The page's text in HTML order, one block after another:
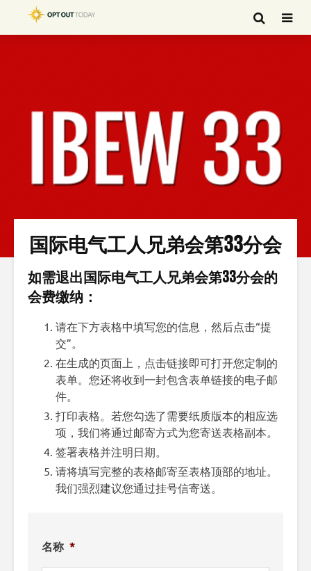
国际电气工人兄弟会第33分会
如需退出国际电气工人兄弟会第33分会的
会费缴纳：
请在下方表格中填写您的信息，然后点击“提
交”。
在生成的页面上，点击链接即可打开您定制的
表单。您还将收到一封包含表单链接的电子邮
件。
打印表格。若您勾选了需要纸质版本的相应选
项，我们将通过邮寄方式为您寄送表格副本。
签署表格并注明日期。
请将填写完整的表格邮寄至表格顶部的地址。
我们强烈建议您通过挂号信寄送。
名称 *